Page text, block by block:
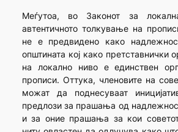
Меѓутоа, во Законот за
автентичното толкување на
не е предвидено како
општината кој како претставнички
на локално ниво е единствен
прописи. Оттука, членовите на
можат да поднесуваат
предлози за прашања од
и за оние прашања за кои